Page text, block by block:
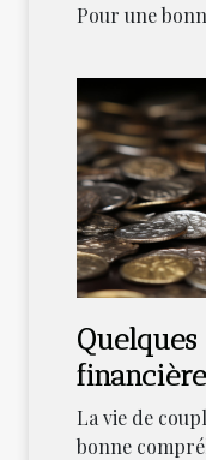
Pour une
Quelques
La vie de
bonne